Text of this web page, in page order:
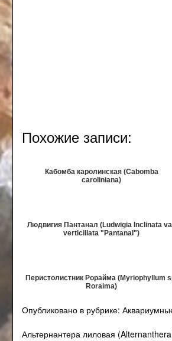
Похожие записи:
Кабомба каролинская (Cabomba
caroliniana)
Людвигия Пантанал (Ludwigia Inclinata
verticillata "Pantanal")
Перистолистник Рорайма (Myriophyllum
Roraima)
Опубликовано в рубрике:
Альтернантера лиловая